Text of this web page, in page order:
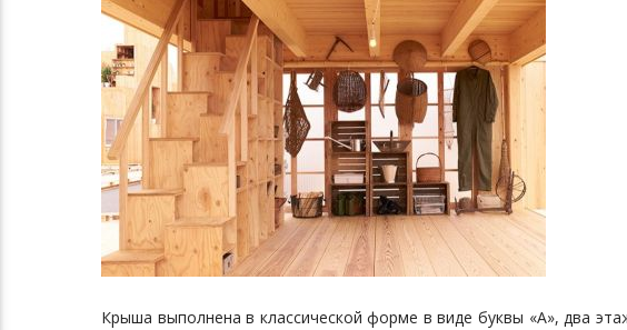
Крыша выполнена в классической форме в виде буквы «А», два